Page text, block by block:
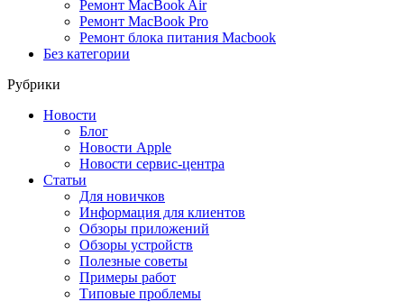
Ремонт MacBook Air
Ремонт MacBook Pro
Ремонт блока питания Macbook
Без категории
Рубрики
Новости
Блог
Новости Apple
Новости сервис-центра
Статьи
Для новичков
Информация для клиентов
Обзоры приложений
Обзоры устройств
Полезные советы
Примеры работ
Типовые проблемы